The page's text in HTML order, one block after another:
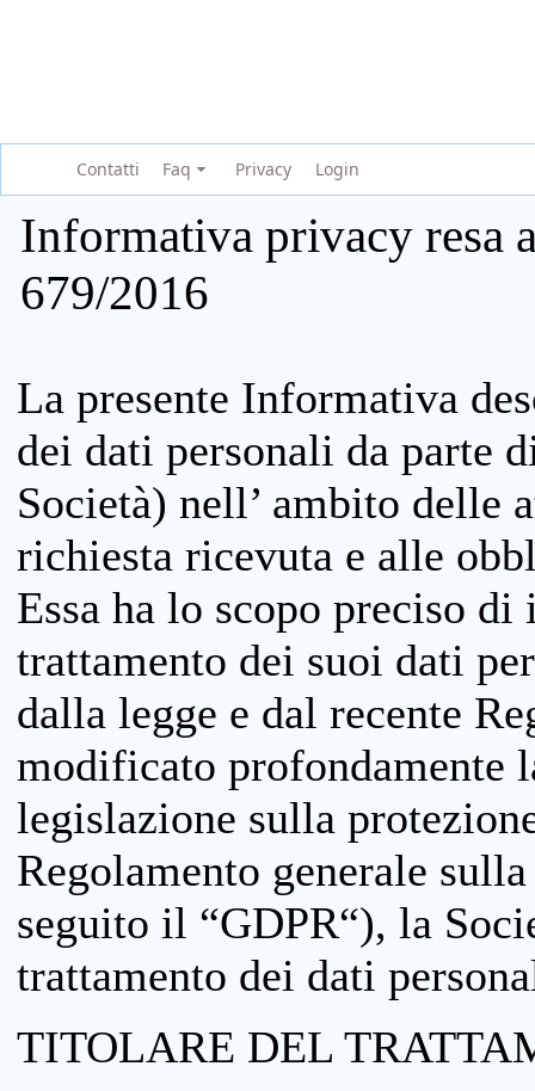
Contatti Faq Privacy Login
Informativa privacy resa
679/2016
La presente Informativa
dei dati personali da parte
Società) nell’ ambito delle
richiesta ricevuta e alle
Essa ha lo scopo preciso
trattamento dei suoi dati
dalla legge e dal recente
modificato profondamente
legislazione sulla
Regolamento generale
seguito il “GDPR“), la
trattamento dei dati
TITOLARE DEL